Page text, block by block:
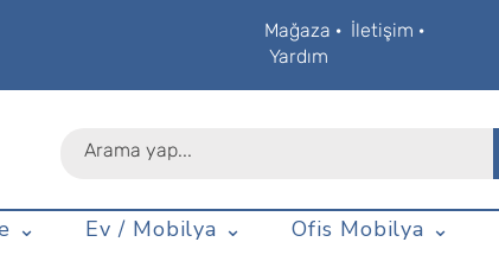
Mağaza · İletişim ·
Yardım
⌄ Ev / Mobilya ⌄ Ofis Mobilya ⌄